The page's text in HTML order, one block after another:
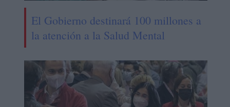
El Gobierno destinará 100 millones a
la atención a la Salud Mental